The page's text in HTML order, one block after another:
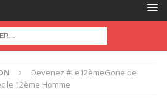
Devenez #Le12èmeGone de
le 12ème Homme